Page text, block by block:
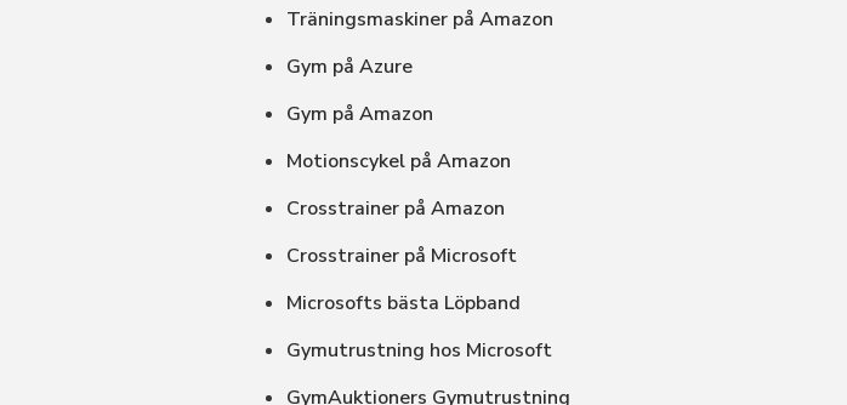
Träningsmaskiner på Amazon
Gym på Azure
Gym på Amazon
Motionscykel på Amazon
Crosstrainer på Amazon
Crosstrainer på Microsoft
Microsofts bästa Löpband
Gymutrustning hos Microsoft
GymAuktioners Gymutrustning